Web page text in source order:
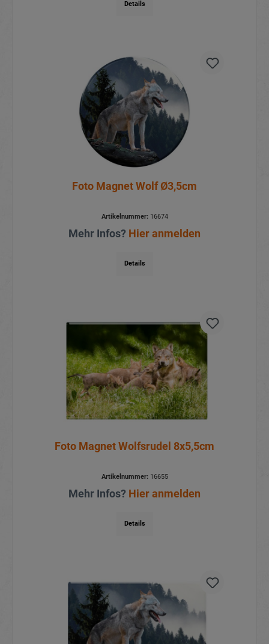
Details
Foto Magnet Wolf Ø3,5cm
Artikelnummer:16674
Mehr Infos? Hier anmelden
Details
Foto Magnet Wolfsrudel 8x5,5cm
Artikelnummer:16655
Mehr Infos? Hier anmelden
Details